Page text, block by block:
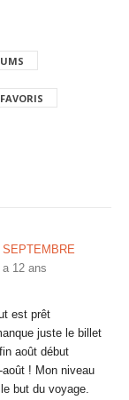
SEPTEMBRE
12 ans
est prêt
juste le billet
août début
! Mon niveau
but du voyage.